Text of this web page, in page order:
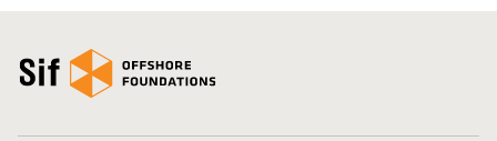
open_homepage